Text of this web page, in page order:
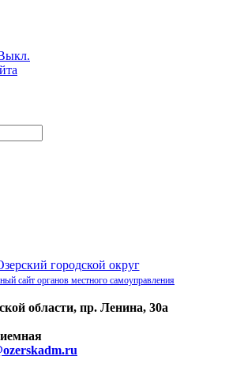
городской округ
сайт органов местного самоуправления
области, пр. Ленина, 30а